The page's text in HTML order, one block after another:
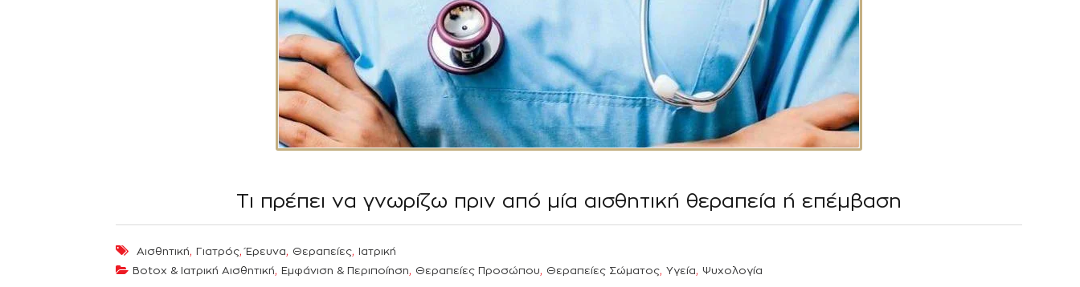
Τι πρέπει να γνωρίζω πριν από μία αισθητική θεραπεία ή επέμβαση
Αισθητική, Γιατρός,Έρευνα, Θεραπείες, Ιατρική
Botox & Ιατρική Αισθητική, Εμφάνιση & Περιποίηση, Θεραπείες Προσώπου, Θεραπείες Σώματος, Υγεία, Ψυχολογία